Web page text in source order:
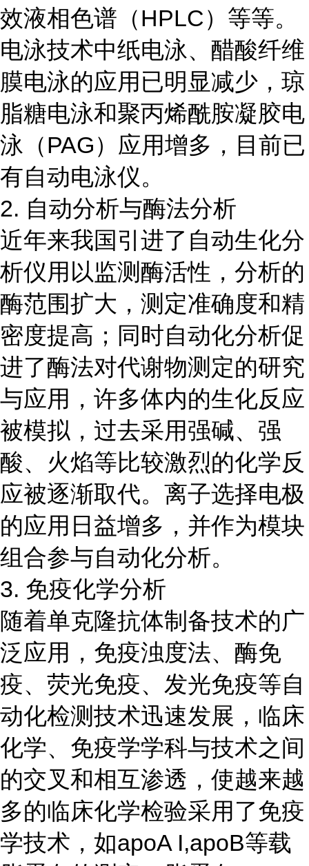
效液相色谱（HPLC）等等。
电泳技术中纸电泳、醋酸纤维
膜电泳的应用已明显减少，琼
脂糖电泳和聚丙烯酰胺凝胶电
泳（PAG）应用增多，目前已
有自动电泳仪。
2. 自动分析与酶法分析
近年来我国引进了自动生化分
析仪用以监测酶活性，分析的
酶范围扩大，测定准确度和精
密度提高；同时自动化分析促
进了酶法对代谢物测定的研究
与应用，许多体内的生化反应
被模拟，过去采用强碱、强
酸、火焰等比较激烈的化学反
应被逐渐取代。离子选择电极
的应用日益增多，并作为模块
组合参与自动化分析。
3. 免疫化学分析
随着单克隆抗体制备技术的广
泛应用，免疫浊度法、酶免
疫、荧光免疫、发光免疫等自
动化检测技术迅速发展，临床
化学、免疫学学科与技术之间
的交叉和相互渗透，使越来越
多的临床化学检验采用了免疫
学技术，如apoA I,apoB等载